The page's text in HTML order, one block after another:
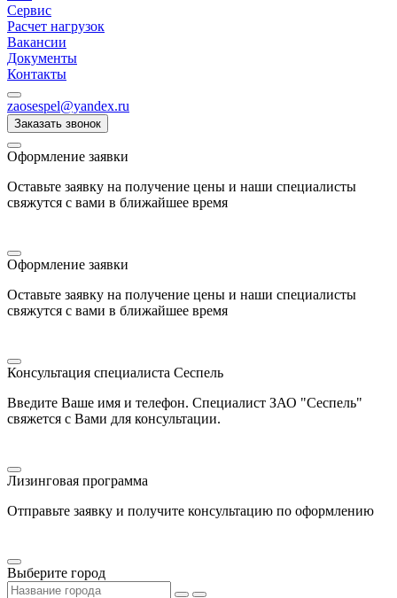
Сервис
Расчет нагрузок
Вакансии
Документы
Контакты
zaosespel@yandex.ru
Заказать звонок
Оформление заявки
Оставьте заявку на получение цены и наши специалисты
свяжутся с вами в ближайшее время
Оформление заявки
Оставьте заявку на получение цены и наши специалисты
свяжутся с вами в ближайшее время
Консультация специалиста Сеспель
Введите Ваше имя и телефон. Специалист ЗАО "Сеспель"
свяжется с Вами для консультации.
Лизинговая программа
Отправьте заявку и получите консультацию по оформлению
Выберите город